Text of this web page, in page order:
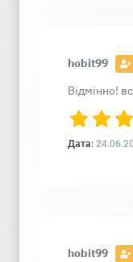
hobit99
Відмінно!
Дата:
hobit99